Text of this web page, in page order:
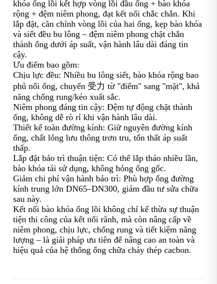
khóa ống lồi kết hợp vòng lồi đầu ống + bào khóa
rộng + đệm niêm phong, đạt kết nối chắc chắn. Khi
lắp đặt, căn chỉnh vòng lồi của hai ống, kẹp bào khóa
và siết đều bu lông – đệm niêm phong chặt chắn
thành ống dưới áp suất, vận hành lâu dài đáng tin
cậy.
Ưu điểm bao gồm:
Chịu lực đều: Nhiều bu lông siết, bào khóa rộng bao
phủ nối ống, chuyển 受力 từ "điểm" sang "mặt", khả
năng chống rung/kéo xuất sắc.
Niêm phong đáng tin cậy: Đệm tự động chặt thành
ống, không dễ rò rỉ khi vận hành lâu dài.
Thiết kế toàn đường kính: Giữ nguyên đường kính
ống, chất lỏng lưu thông trơn tru, tổn thất áp suất
thấp.
Lắp đặt bảo trì thuận tiện: Có thể lắp tháo nhiều lần,
bào khóa tái sử dụng, không hỏng ống gốc.
Giảm chi phí vận hành bảo trì: Phù hợp ống đường
kính trung lớn DN65–DN300, giảm đầu tư sửa chữa
sau này.
Kết nối bào khóa ống lồi không chỉ kế thừa sự thuận
tiện thi công của kết nối rãnh, mà còn nâng cấp về
niêm phong, chịu lực, chống rung và tiết kiệm năng
lượng – là giải pháp ưu tiên để nâng cao an toàn và
hiệu quả của hệ thống ống chữa cháy thép cacbon.